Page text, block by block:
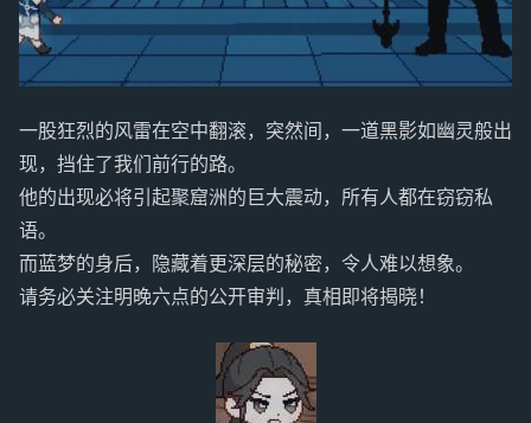
一股狂烈的风雷在空中翻滚，突然间，一道黑影如幽灵般出
现，挡住了我们前行的路。
他的出现必将引起聚窟洲的巨大震动，所有人都在窃窃私
语。
而蓝梦的身后，隐藏着更深层的秘密，令人难以想象。
请务必关注明晚六点的公开审判，真相即将揭晓！